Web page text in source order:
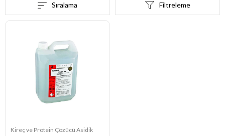
Filtreleme
Sıralama
Kireç ve Protein Çözücü Asidik